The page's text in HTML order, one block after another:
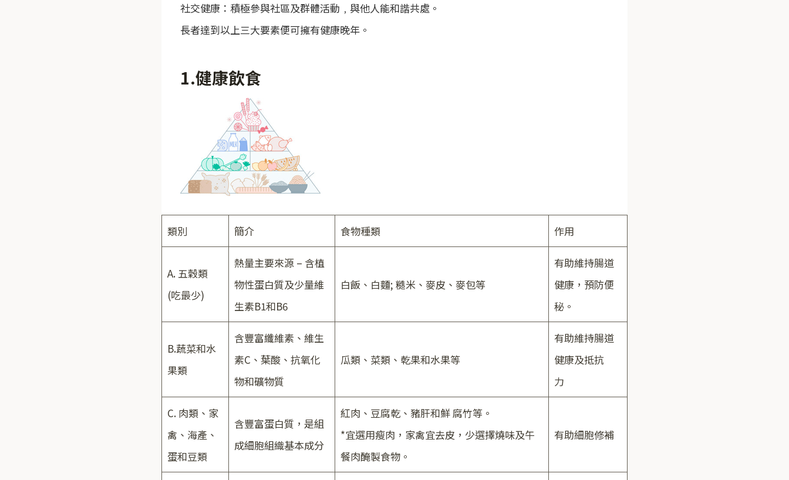
社交健康：積極參與社區及群體活動﹐與他人能和諧共處。
長者達到以上三大要素便可擁有健康晚年。
1.健康飲食
類別 簡介 食物種類 作用
A. 五穀類
(吃最少)
熱量主要來源 – 含植
物性蛋白質及少量維
生素B1和B6
白飯、白麵; 糙米、麥皮、麥包等
有助維持腸道
健康，預防便
秘。
B.蔬菜和水
果類
含豐富纖維素、維生
素C、葉酸、抗氧化
物和礦物質
瓜類、菜類、乾果和水果等
有助維持腸道
健康及抵抗
力
C. 肉類、家
禽、海產、
蛋和豆類
含豐富蛋白質，是組
成細胞組織基本成分
紅肉、豆腐乾、豬肝和鮮 腐竹等。
*宜選用瘦肉，家禽宜去皮，少選擇燒味及午
餐肉醃製食物。
有助細胞修補